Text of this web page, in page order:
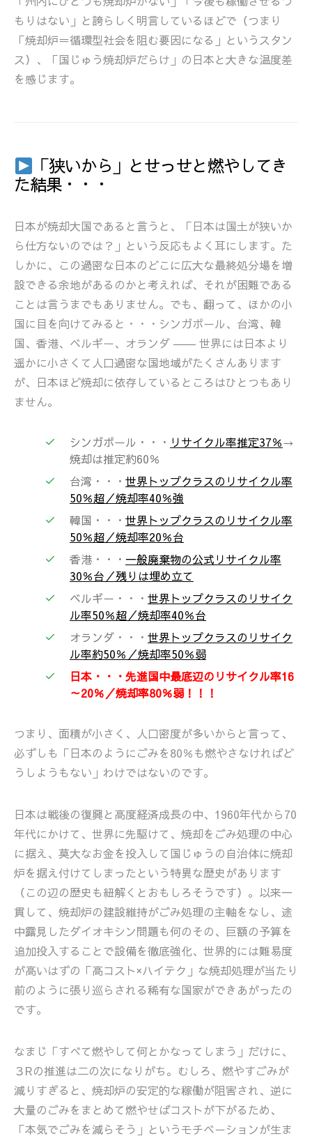
もりはない」と誇らしく明言しているほどで（つまり
「焼却炉＝循環型社会を阻む要因になる」というスタン
ス）、「国じゅう焼却炉だらけ」の日本と大きな温度差
を感じます。
「狭いから」とせっせと燃やしてき
た結果・・・
日本が焼却大国であると言うと、「日本は国土が狭いか
ら仕方ないのでは？」という反応もよく耳にします。た
しかに、この過密な日本のどこに広大な最終処分場を増
設できる余地があるのかと考えれば、それが困難である
ことは言うまでもありません。でも、翻って、ほかの小
国に目を向けてみると・・・シンガポール、台湾、韓
国、香港、ベルギー、オランダ ―― 世界には日本より
遥かに小さくて人口過密な国地域がたくさんあります
が、日本ほど焼却に依存しているところはひとつもあり
ません。
シンガポール・・・ リサイクル率推定37％→
焼却は推定約60％
台湾・・・ 世界トップクラスのリサイクル率
50％超／焼却率40％強
韓国・・・ 世界トップクラスのリサイクル率
50％超／焼却率20％台
香港・・・ 一般廃棄物の公式リサイクル率
30％台／残りは埋め立て
ベルギー・・・ 世界トップクラスのリサイク
ル率50％超／焼却率40％台
オランダ・・・ 世界トップクラスのリサイク
ル率約50％／焼却率50％弱
日本・・・先進国中最底辺のリサイクル率16
～20％／焼却率80％弱！！！
つまり、面積が小さく、人口密度が多いからと言って、
必ずしも「日本のようにごみを80％も燃やさなければど
うしようもない」わけではないのです。
日本は戦後の復興と高度経済成長の中、1960年代から70
年代にかけて、世界に先駆けて、焼却をごみ処理の中心
に据え、莫大なお金を投入して国じゅうの自治体に焼却
炉を据え付けてしまったという特異な歴史があります
（この辺の歴史も紐解くとおもしろそうです）。以来一
貫して、焼却炉の建設維持がごみ処理の主軸をなし、途
中露見したダイオキシン問題も何のその、巨額の予算を
追加投入することで設備を徹底強化、世界的には難易度
が高いはずの「高コスト×ハイテク」な焼却処理が当たり
前のように張り巡らされる稀有な国家ができあがったの
です。
なまじ「すべて燃やして何とかなってしまう」だけに、
３Rの推進は二の次になりがち。むしろ、燃やすごみが
減りすぎると、焼却炉の安定的な稼働が阻害され、逆に
大量のごみをまとめて燃やせばコストが下がるため、
「本気でごみを減らそう」というモチベーションが生ま